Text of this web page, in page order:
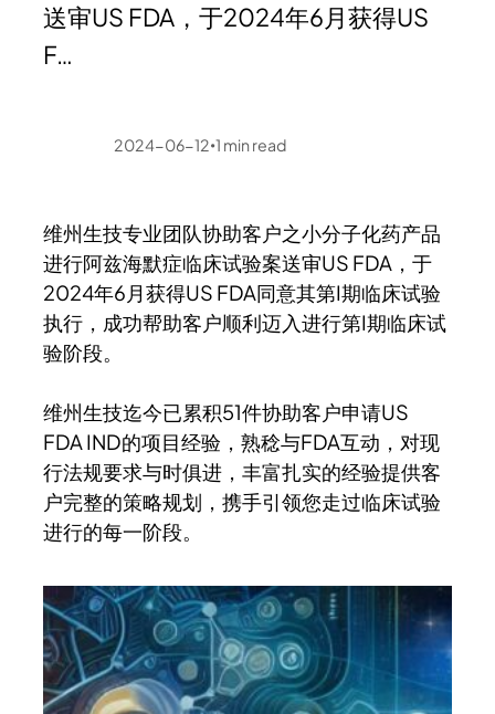
送审US FDA，于2024年6月获得US
F…
2024-06-12 •1 min read
维州生技专业团队协助客户之小分子化药产品
进行阿兹海默症临床试验案送审US FDA，于
2024年6月获得US FDA同意其第I期临床试验
执行，成功帮助客户顺利迈入进行第I期临床试
验阶段。
维州生技迄今已累积51件协助客户申请US
FDA IND的项目经验，熟稔与FDA互动，对现
行法规要求与时俱进，丰富扎实的经验提供客
户完整的策略规划，携手引领您走过临床试验
进行的每一阶段。